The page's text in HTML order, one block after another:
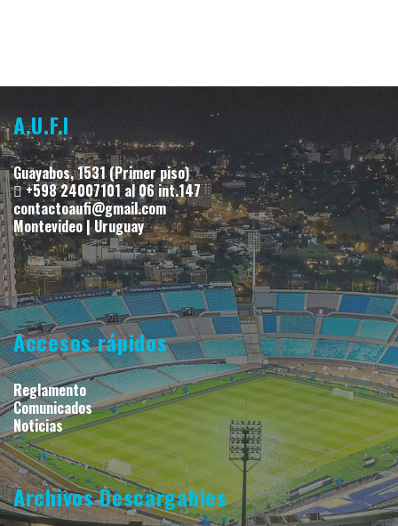
A.U.F.I
Guayabos, 1531 (Primer piso)
+598 24007101 al 06 int.147
contactoaufi@gmail.com
Montevideo | Uruguay
Accesos rápidos
Reglamento
Comunicados
Noticias
Archivos Descargables